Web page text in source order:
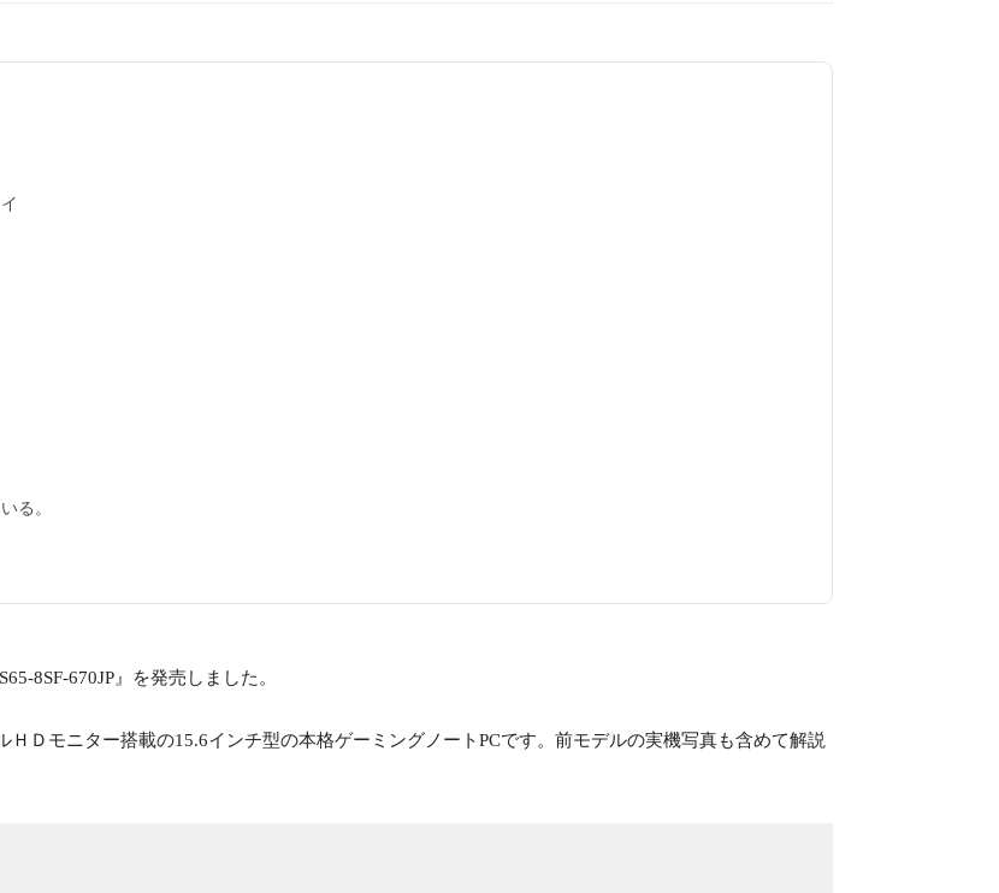
る。
8SF-670JP』を発売しました。
ＨＤモニター搭載の15.6インチ型の本格ゲーミングノートPCです。前モデルの実機写真も含めて解説